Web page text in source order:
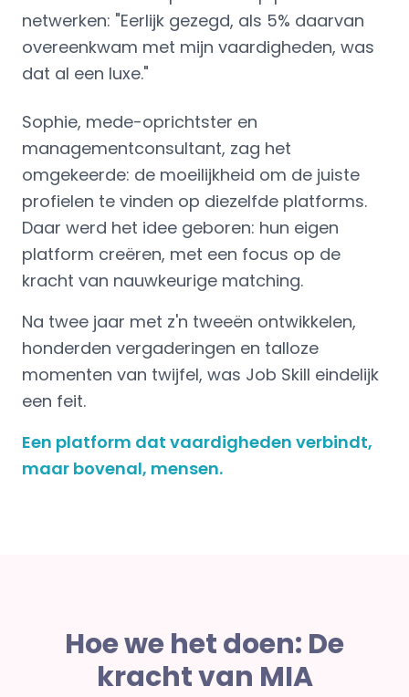
netwerken: "Eerlijk gezegd, als 5% daarvan
overeenkwam met mijn vaardigheden, was
dat al een luxe."
Sophie, mede-oprichtster en
managementconsultant, zag het
omgekeerde: de moeilijkheid om de juiste
profielen te vinden op diezelfde platforms.
Daar werd het idee geboren: hun eigen
platform creëren, met een focus op de
kracht van nauwkeurige matching.
Na twee jaar met z'n tweeën ontwikkelen,
honderden vergaderingen en talloze
momenten van twijfel, was Job Skill eindelijk
een feit.
Een platform dat vaardigheden verbindt,
maar bovenal, mensen.
Hoe we het doen: De
kracht van MIA